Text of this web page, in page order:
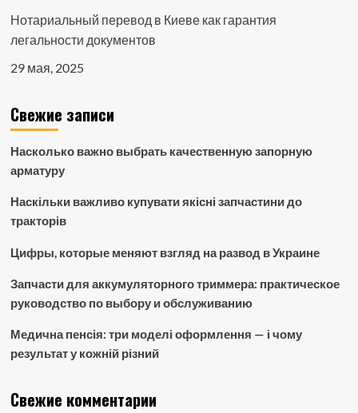
Нотариальный перевод в Киеве как гарантия
легальности документов
29 мая, 2025
Свежие записи
Насколько важно выбрать качественную запорную
арматуру
Наскільки важливо купувати якісні запчастини до
тракторів
Цифры, которые меняют взгляд на развод в Украине
Запчасти для аккумуляторного триммера: практическое
руководство по выбору и обслуживанию
Медична пенсія: три моделі оформлення — і чому
результат у кожній різний
Свежие комментарии